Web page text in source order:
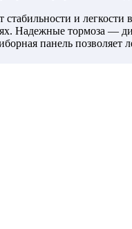
и
Надежные тормоза —
панель позволяет